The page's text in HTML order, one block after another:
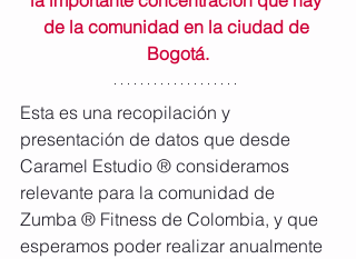
de la comunidad en la ciudad de
Bogotá.
Esta es una recopilación y
presentación de datos que desde
Caramel Estudio ® consideramos
relevante para la comunidad de
Zumba ® Fitness de Colombia, y que
esperamos poder realizar anualmente